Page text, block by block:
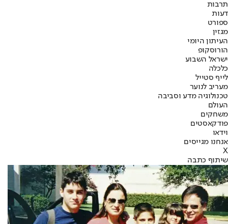
תרבות
דעות
ספורט
מגזין
העיתון היומי
הורוסקופ
ישראל השבוע
כלכלה
לייף סטייל
מעריב לנוער
טכנולוגיה מדע וסביבה
העולם
משחקים
פודקאסטים
וידאו
אנחנו מגייסים
X
שיתוף כתבה